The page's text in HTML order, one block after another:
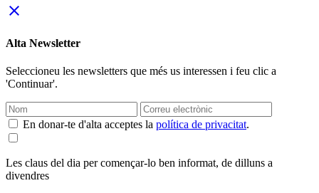
close
Alta Newsletter
Seleccioneu les newsletters que més us interessen i feu clic a
'Continuar'.
En donar-te d'alta acceptes la política de privacitat.
Les claus del dia per començar-lo ben informat, de dilluns a
divendres